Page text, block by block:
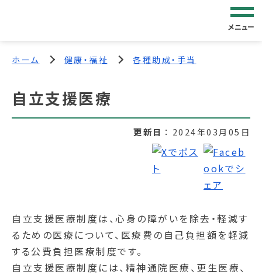
メニュー
ホーム 健康・福祉 各種助成・手当
自立支援医療
更新日 2024年03月05日
自立支援医療制度は、心身の障がいを除去・軽減す
るための医療について、医療費の自己負担額を軽減
する公費負担医療制度です。
自立支援医療制度には、精神通院医療、更生医療、